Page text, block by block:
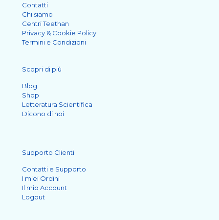
Contatti
Chi siamo
Centri Teethan
Privacy & Cookie Policy
Termini e Condizioni
Scopri di più
Blog
Shop
Letteratura Scientifica
Dicono di noi
Supporto Clienti
Contatti e Supporto
I miei Ordini
Il mio Account
Logout